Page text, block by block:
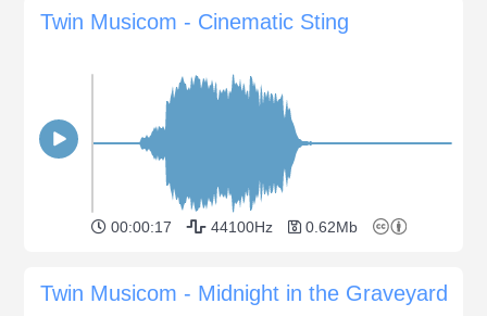
Twin Musicom - Cinematic Sting
00:00:17 44100Hz 0.62Mb
Twin Musicom - Midnight in the Graveyard